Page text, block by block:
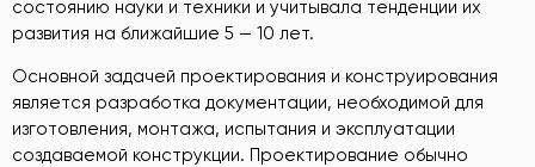
состоянию науки и техники и учитывала тенденции их
развития на ближайшие 5 — 10 лет.
Основной задачей проектирования и конструирования
является разработка документации, необходимой для
изготовления, монтажа, испытания и эксплуатации
создаваемой конструкции. Проектирование обычно